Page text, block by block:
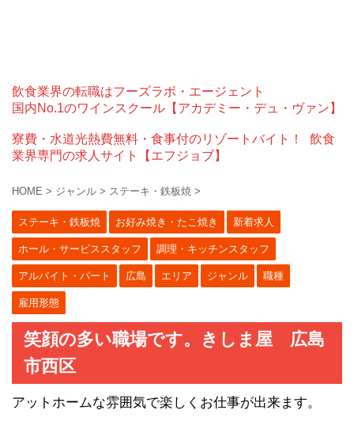
飲食業界の転職はフーズラボ・エージェント
国内No.1のワインスクール【アカデミー・デュ・ヴァン】
寮費・水道光熱費無料・食事付のリゾートバイト！
飲食
業界専門の求人サイト【エフジョブ】
HOME > ジャンル > ステーキ・鉄板焼 >
ステーキ・鉄板焼 お好み焼き・たこ焼き 新着求人
ホール・サービススタッフ 調理・キッチンスタッフ
アルバイト・パート 広島 エリア ジャンル 職種
雇用形態
笑顔の多い職場です。きしま屋 広島
市西区
アットホームな雰囲気で楽しくお仕事が出来ます。